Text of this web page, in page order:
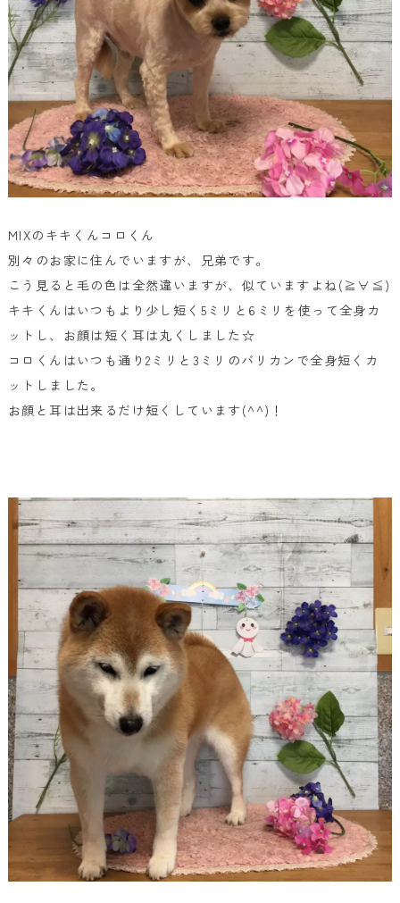
MIXのキキくんコロくん
別々のお家に住んでいますが、兄弟です。
こう見ると毛の色は全然違いますが、似ていますよね(≧∀≦)
キキくんはいつもより少し短く5ミリと6ミリを使って全身カ
ットし、お顔は短く耳は丸くしました☆
コロくんはいつも通り2ミリと3ミリのバリカンで全身短くカ
ットしました。
お顔と耳は出来るだけ短くしています(^^)！